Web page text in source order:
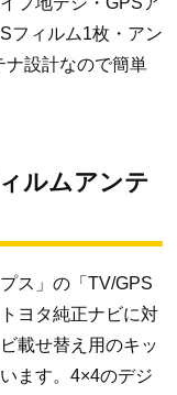
フィルム1枚・アン
ナ設計なので簡単
ルムアンテ
ス」の「TV/GPS
ヨタ純正ナビに対
載せ替え用のキッ
ます。4×4のデジ